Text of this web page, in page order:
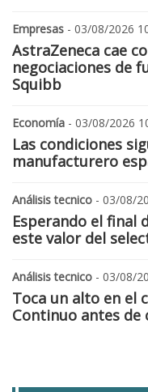
Empresas - 03/08/2026
AstraZeneca cae
negociaciones de
Squibb
Economía - 03/08/2026
Las condiciones
manufacturero
Análisis tecnico - 03/08/
Esperando el final
este valor del
Análisis tecnico - 03/08/
Toca un alto en el
Continuo antes de